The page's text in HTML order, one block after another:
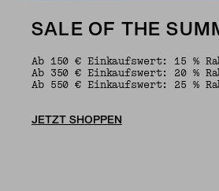
SALE OF THE
Ab 150 € Einkaufswert: 15 %
Ab 350 € Einkaufswert: 20 %
Ab 550 € Einkaufswert: 25 %
JETZT SHOPPEN